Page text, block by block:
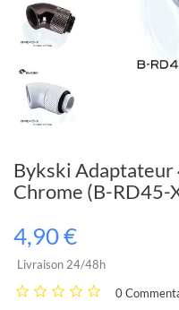
Bykski Adaptateur
Chrome (B-RD45-
4,90 €
Livraison 24/48h
0